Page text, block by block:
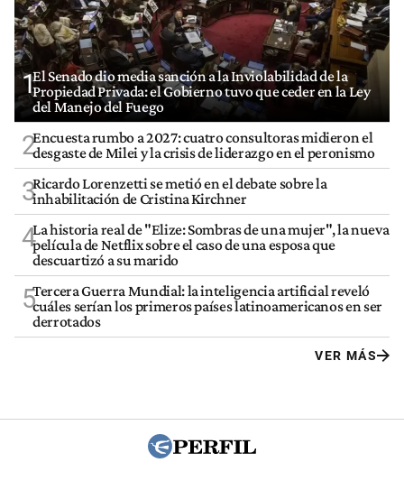
1El Senado dio media sanción a la Inviolabilidad de la
Propiedad Privada: el Gobierno tuvo que ceder en la Ley
del Manejo del Fuego
2Encuesta rumbo a 2027: cuatro consultoras midieron el
desgaste de Milei y la crisis de liderazgo en el peronismo
3Ricardo Lorenzetti se metió en el debate sobre la
inhabilitación de Cristina Kirchner
4La historia real de "Elize: Sombras de una mujer", la nueva
película de Netflix sobre el caso de una esposa que
descuartizó a su marido
5Tercera Guerra Mundial: la inteligencia artificial reveló
cuáles serían los primeros países latinoamericanos en ser
derrotados
VER MÁS